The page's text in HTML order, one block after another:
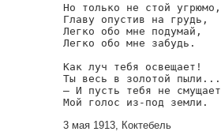
Но только не стой угрюмо,
Главу опустив на грудь,
Легко обо мне подумай,
Легко обо мне забудь.
Как луч тебя освещает!
Ты весь в золотой пыли...
— И пусть тебя не смущает
Мой голос из-под земли.
3 мая 1913, Коктебель